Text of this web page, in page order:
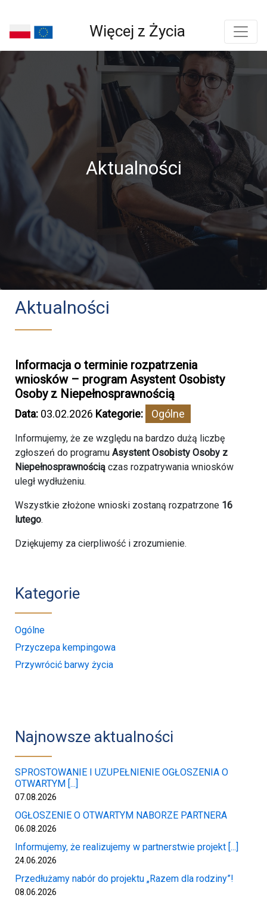
Więcej z Życia
Aktualności
Aktualności
Informacja o terminie rozpatrzenia
wniosków – program Asystent Osobisty
Osoby z Niepełnosprawnością
Data: 03.02.2026 Kategorie: Ogólne
Informujemy, że ze względu na bardzo dużą liczbę
zgłoszeń do programu Asystent Osobisty Osoby z
Niepełnosprawnością czas rozpatrywania wniosków
uległ wydłużeniu.
Wszystkie złożone wnioski zostaną rozpatrzone 16
lutego.
Dziękujemy za cierpliwość i zrozumienie.
Kategorie
Ogólne
Przyczepa kempingowa
Przywrócić barwy życia
Najnowsze aktualności
SPROSTOWANIE I UZUPEŁNIENIE OGŁOSZENIA O
OTWARTYM [...]
07.08.2026
OGŁOSZENIE O OTWARTYM NABORZE PARTNERA
06.08.2026
Informujemy, że realizujemy w partnerstwie projekt [...]
24.06.2026
Przedłużamy nabór do projektu „Razem dla rodziny”!
08.06.2026